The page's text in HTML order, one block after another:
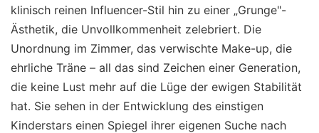
klinisch reinen Influencer-Stil hin zu einer „Grunge"-
Ästhetik, die Unvollkommenheit zelebriert. Die
Unordnung im Zimmer, das verwischte Make-up, die
ehrliche Träne – all das sind Zeichen einer Generation,
die keine Lust mehr auf die Lüge der ewigen Stabilität
hat. Sie sehen in der Entwicklung des einstigen
Kinderstars einen Spiegel ihrer eigenen Suche nach